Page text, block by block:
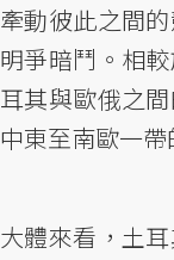
牽動彼此之間
明爭暗鬥。相
耳其與歐俄之
中東至南歐一帶
大體來看，土